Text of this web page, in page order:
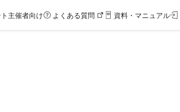
主催者向け よくある質問 資料・マニュアル